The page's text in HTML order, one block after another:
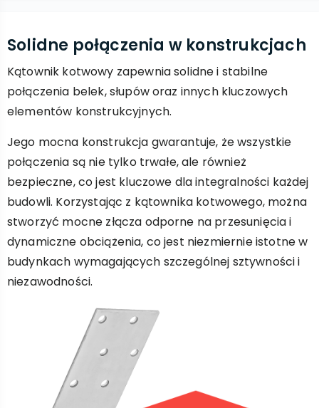
Solidne połączenia w konstrukcjach
Kątownik kotwowy zapewnia solidne i stabilne
połączenia belek, słupów oraz innych kluczowych
elementów konstrukcyjnych.
Jego mocna konstrukcja gwarantuje, że wszystkie
połączenia są nie tylko trwałe, ale również
bezpieczne, co jest kluczowe dla integralności każdej
budowli. Korzystając z kątownika kotwowego, można
stworzyć mocne złącza odporne na przesunięcia i
dynamiczne obciążenia, co jest niezmiernie istotne w
budynkach wymagających szczególnej sztywności i
niezawodności.